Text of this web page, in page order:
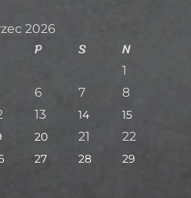
2026
P S N
1
6 7
8
13 14
15
20 21 22
27 28
29